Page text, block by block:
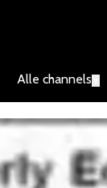
Alle channels